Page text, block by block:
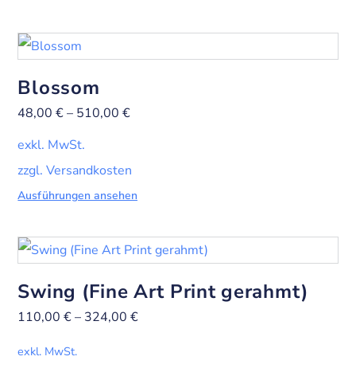
Blossom
48,00€– 510,00€
exkl. MwSt.
zzgl. Versandkosten
Ausführungen ansehen
Swing (Fine Art Print gerahmt)
110,00€– 324,00€
exkl. MwSt.